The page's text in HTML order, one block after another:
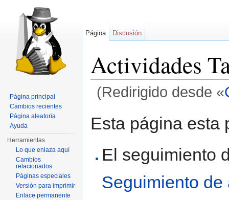
Actividades
(Redirigido desde «
Esta página esta
El seguimiento
Seguimiento de
Página Discusión
Página principal
Cambios recientes
Página aleatoria
Ayuda
Herramientas
Lo que enlaza aquí
Cambios
relacionados
Páginas especiales
Versión para imprimir
Enlace permanente